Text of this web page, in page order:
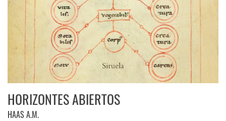
HORIZONTES ABIERTOS
HAAS A.M.